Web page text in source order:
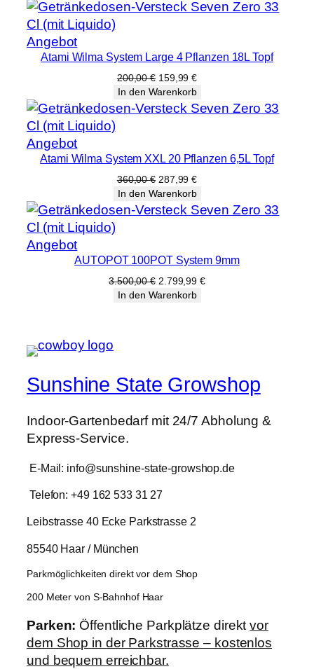
200,00 €159,99 €.
AngebotProdukt
im
Angebot
Atami Wilma System Large 4 Pflanzen 18L Topf
200,00€ Ursprünglicher
Preis
war:
200,00 €
159,99€Aktueller
Preis
ist:
159,99 €.
In den Warenkorb
AngebotProdukt
im
Angebot
Atami Wilma System XXL 20 Pflanzen 6,5L Topf
360,00€ Ursprünglicher
Preis
war:
360,00 €
287,99€Aktueller
Preis
ist:
287,99 €.
In den Warenkorb
AngebotProdukt
im
Angebot
AUTOPOT 100POT System 9mm
3.500,00€ Ursprünglicher
Preis
2.799,99€Aktueller
In den Warenkorb
Sunshine State Growshop
Indoor-Gartenbedarf mit 24/7 Abholung &
Express-Service.
E-Mail: info@sunshine-state-growshop.de
Telefon: +49 162 533 31 27
Leibstrasse 40 Ecke Parkstrasse 2
85540 Haar / München
Parkmöglichkeiten direkt vor dem Shop
200 Meter von S-Bahnhof Haar
Parken: Öffentliche Parkplätze direktvor
dem Shop in der Parkstrasse – kostenlos
und bequem erreichbar.